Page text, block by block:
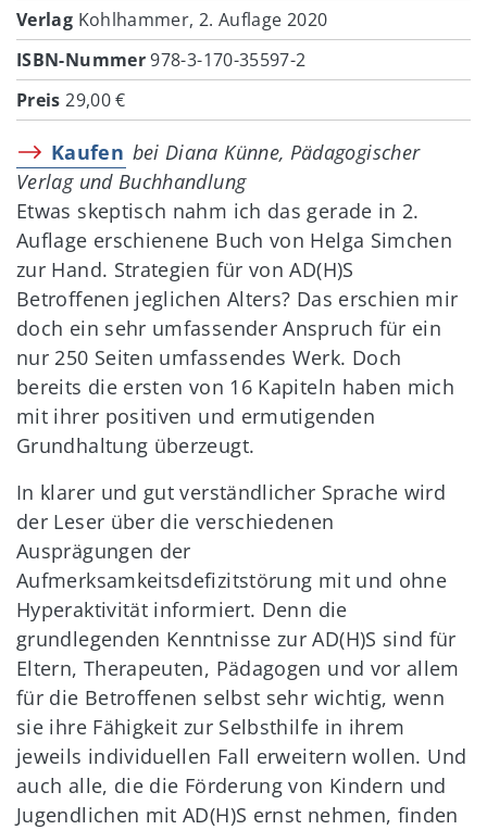
Verlag Kohlhammer, 2. Auflage 2020
ISBN-Nummer978-3-170-35597-2
Preis 29,00 €
Kaufen bei Diana Künne, Pädagogischer
Verlag und Buchhandlung
Etwas skeptisch nahm ich das gerade in 2.
Auflage erschienene Buch von Helga Simchen
zur Hand. Strategien für von AD(H)S
Betroffenen jeglichen Alters? Das erschien mir
doch ein sehr umfassender Anspruch für ein
nur 250 Seiten umfassendes Werk. Doch
bereits die ersten von 16 Kapiteln haben mich
mit ihrer positiven und ermutigenden
Grundhaltung überzeugt.
In klarer und gut verständlicher Sprache wird
der Leser über die verschiedenen
Ausprägungen der
Aufmerksamkeitsdefizitstörung mit und ohne
Hyperaktivität informiert. Denn die
grundlegenden Kenntnisse zur AD(H)S sind für
Eltern, Therapeuten, Pädagogen und vor allem
für die Betroffenen selbst sehr wichtig, wenn
sie ihre Fähigkeit zur Selbsthilfe in ihrem
jeweils individuellen Fall erweitern wollen. Und
auch alle, die die Förderung von Kindern und
Jugendlichen mit AD(H)S ernst nehmen, finden